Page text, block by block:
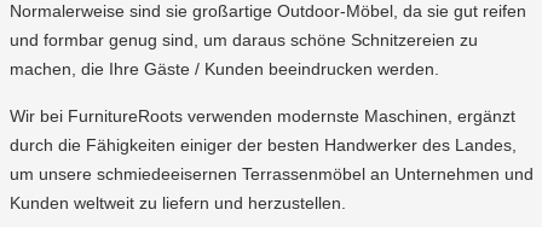
Normalerweise sind sie großartige Outdoor-Möbel, da sie gut reifen
und formbar genug sind, um daraus schöne Schnitzereien zu
machen, die Ihre Gäste / Kunden beeindrucken werden.
Wir bei FurnitureRoots verwenden modernste Maschinen, ergänzt
durch die Fähigkeiten einiger der besten Handwerker des Landes,
um unsere schmiedeeisernen Terrassenmöbel an Unternehmen und
Kunden weltweit zu liefern und herzustellen.